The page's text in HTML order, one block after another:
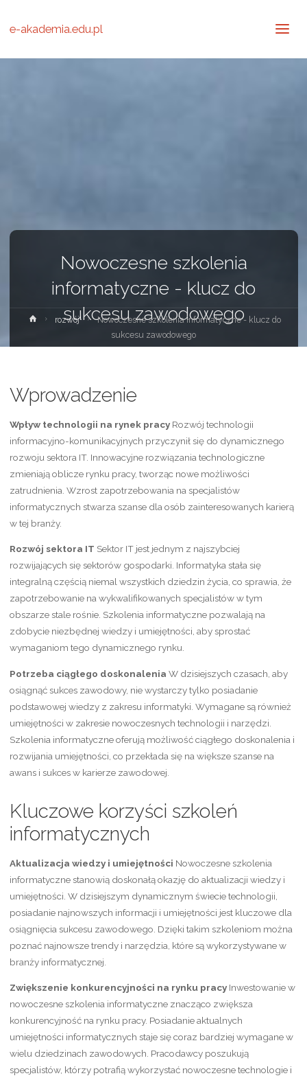
e-akademia.edu.pl
Nowoczesne szkolenia
informatyczne - klucz do
sukcesu zawodowego
Stronarozwój
Nowoczesne szkolenia informatyczne - klucz do
sukcesu zawodowego
Wprowadzenie
Wpływ technologii na rynek pracyRozwój technologii
informacyjno-komunikacyjnych przyczynił się do dynamicznego
rozwoju sektora IT. Innowacyjne rozwiązania technologiczne
zmieniają oblicze rynku pracy, tworząc nowe możliwości
zatrudnienia. Wzrost zapotrzebowania na specjalistów
informatycznych stwarza szanse dla osób zainteresowanych karierą
w tej branży.
Rozwój sektora IT Sektor IT jest jednym z najszybciej
rozwijających się sektorów gospodarki. Informatyka stała się
integralną częścią niemal wszystkich dziedzin życia, co sprawia, że
zapotrzebowanie na wykwalifikowanych specjalistów w tym
obszarze stale rośnie. Szkolenia informatyczne pozwalają na
zdobycie niezbędnej wiedzy i umiejętności, aby sprostać
wymaganiom tego dynamicznego rynku.
Potrzeba ciągłego doskonalenia W dzisiejszych czasach, aby
osiągnąć sukces zawodowy, nie wystarczy tylko posiadanie
podstawowej wiedzy z zakresu informatyki. Wymagane są również
umiejętności w zakresie nowoczesnych technologii i narzędzi.
Szkolenia informatyczne oferują możliwość ciągłego doskonalenia i
rozwijania umiejętności, co przekłada się na większe szanse na
awans i sukces w karierze zawodowej.
Kluczowe korzyści szkoleń
informatycznych
Aktualizacja wiedzy i umiejętności Nowoczesne szkolenia
informatyczne stanowią doskonałą okazję do aktualizacji wiedzy i
umiejętności. W dzisiejszym dynamicznym świecie technologii,
posiadanie najnowszych informacji i umiejętności jest kluczowe dla
osiągnięcia sukcesu zawodowego. Dzięki takim szkoleniom można
poznać najnowsze trendy i narzędzia, które są wykorzystywane w
branży informatycznej.
Zwiększenie konkurencyjności na rynku pracyInwestowanie w
nowoczesne szkolenia informatyczne znacząco zwiększa
konkurencyjność na rynku pracy. Posiadanie aktualnych
umiejętności informatycznych staje się coraz bardziej wymagane w
wielu dziedzinach zawodowych. Pracodawcy poszukują
specjalistów, którzy potrafią wykorzystać nowoczesne technologie i